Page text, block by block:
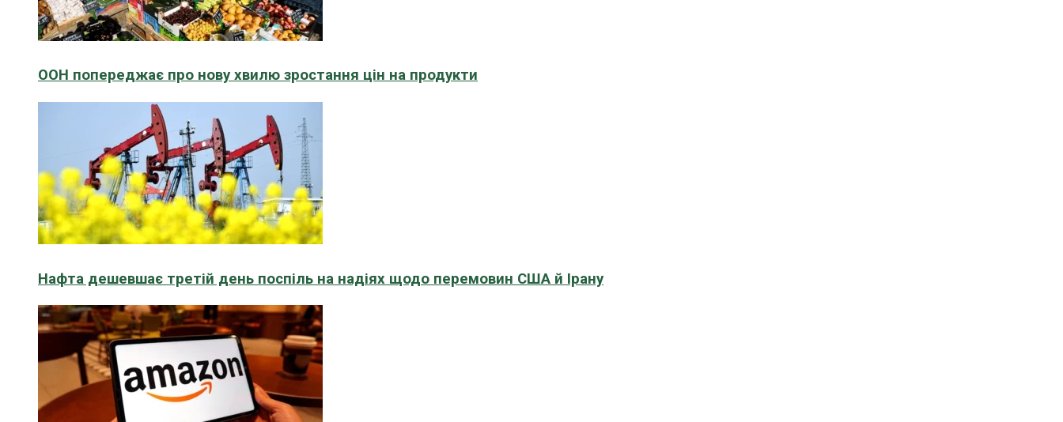
ООН попереджає про нову хвилю зростання цін на продукти
Нафта дешевшає третій день поспіль на надіях щодо перемовин США й Ірану